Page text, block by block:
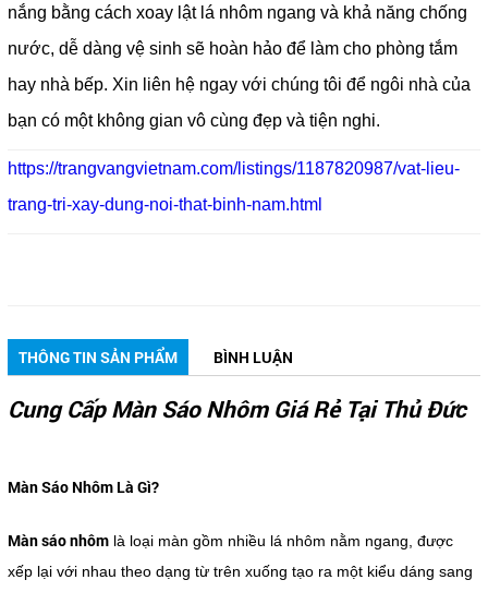
nắng bằng cách xoay lật lá nhôm ngang và khả năng chống
nước, dễ dàng vệ sinh sẽ hoàn hảo để làm cho phòng tắm
hay nhà bếp. Xin liên hệ ngay với chúng tôi để ngôi nhà của
bạn có một không gian vô cùng đẹp và tiện nghi.
https://trangvangvietnam.com/listings/1187820987/vat-lieu-
trang-tri-xay-dung-noi-that-binh-nam.html
THÔNG TIN SẢN PHẨM BÌNH LUẬN
Cung Cấp Màn Sáo Nhôm Giá Rẻ Tại Thủ Đức
Màn Sáo Nhôm Là Gì?
Màn sáo nhômlà loại màn gồm nhiều lá nhôm nằm ngang, được
xếp lại với nhau theo dạng từ trên xuống tạo ra một kiểu dáng sang